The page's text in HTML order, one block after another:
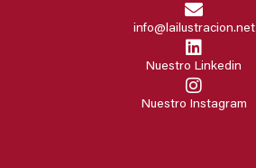
info@lailustracion.net
Nuestro Linkedin
Nuestro Instagram